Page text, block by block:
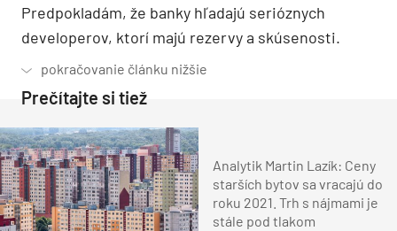
Predpokladám, že banky hľadajú serióznych
developerov, ktorí majú rezervy a skúsenosti.
Prečítajte si tiež
Analytik Martin Lazík: Ceny
starších bytov sa vracajú do
roku 2021. Trh s nájmami je
stále pod tlakom